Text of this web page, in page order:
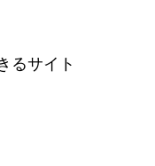
るサイト